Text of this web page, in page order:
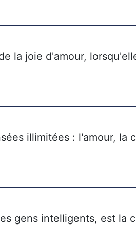
la joie d'amour,
illimitées : l'amour, la
gens intelligents, est la